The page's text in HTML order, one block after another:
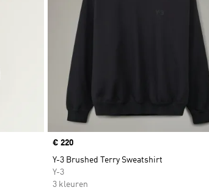
Price
€ 220
Y-3 Brushed Terry Sweatshirt
Y-3
3 kleuren